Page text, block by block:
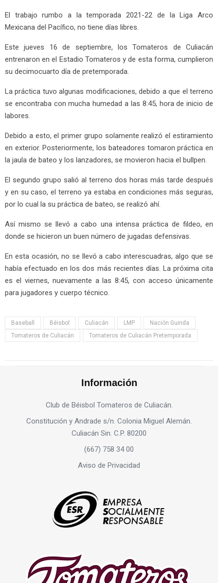
El trabajo rumbo a la temporada 2021-22 de la Liga Arco
Mexicana del Pacífico, no tiene días libres.
Este jueves 16 de septiembre, los Tomateros de Culiacán
entrenaron en el Estadio Tomateros y de esta forma, cumplieron
su decimocuarto día de pretemporada.
La práctica tuvo algunas modificaciones, debido a que el terreno
se encontraba con mucha humedad a las 8:45, hora de inicio de
labores.
Debido a esto, el primer grupo solamente realizó el estiramiento
en exterior. Posteriormente, los bateadores tomaron práctica en
la jaula de bateo y los lanzadores, se movieron hacia el bullpen.
El segundo grupo salió al terreno dos horas más tarde después
y en su caso, el terreno ya estaba en condiciones más seguras,
por lo cual la su práctica de bateo, se realizó ahí.
Así mismo se llevó a cabo una intensa práctica de fildeo, en
donde se hicieron un buen número de jugadas defensivas.
En esta ocasión, no se llevó a cabo interescuadras, algo que se
había efectuado en los dos más recientes días. La próxima cita
es el viernes, nuevamente a las 8:45, con acceso únicamente
para jugadores y cuerpo técnico.
Baseball Béisbol Culiacán LMP
Nación Guinda
Tomateros de Culiacán
Tomateros de Culiacán Pretemporada
Información
Club de Béisbol Tomateros de Culiacán.
Constitución y Andrade s/n. Colonia Miguel Alemán.
Culiacán Sin. C.P. 80200
(667) 758 34 00
Aviso de Privacidad